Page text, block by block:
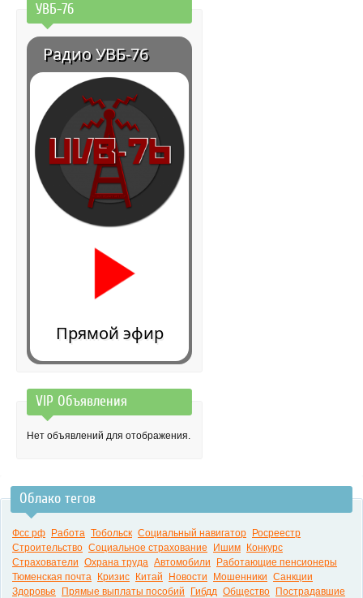
УВБ-76
Радио УВБ-76
0:00
Прямой эфир
VIP Объявления
Нет объявлений для отображения.
Облако тегов
Фсс рф Работа Тобольск Социальный навигатор
Росреестр
Строительство Социальное страхование Ишим
Конкурс
Страхователи Охрана труда Автомобили
Работающие пенсионеры
Тюменская почта
Кризис Китай Новости Мошенники Санкции
Здоровье
Прямые выплаты пособий Гибдд Общество
Пострадавшие